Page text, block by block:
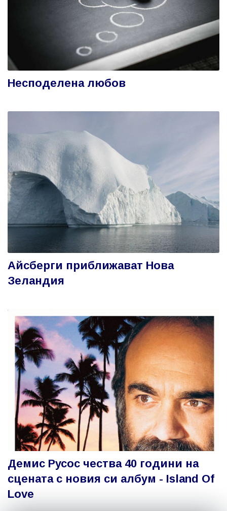
Несподелена любов
Айсберги приближават Нова
Зеландия
Демис Русос чества 40 години на
сцената с новия си албум - Island Of
Love